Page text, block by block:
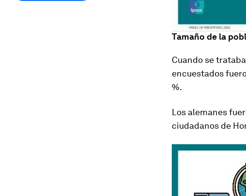
Tamaño de la
Cuando se
encuestados
%.
Los alemanes
ciudadanos de